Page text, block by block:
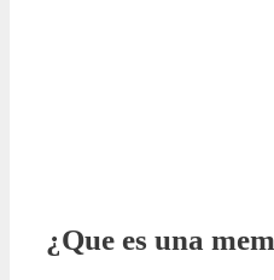
¿Que es una